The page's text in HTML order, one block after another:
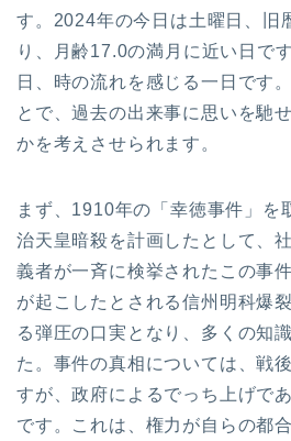
す。2024年の今日は土曜日、旧
り、月齢17.0の満月に近い日で
日、時の流れを感じる一日です
とで、過去の出来事に思いを馳
かを考えさせられます。
まず、1910年の「幸徳事件」を
治天皇暗殺を計画したとして、
義者が一斉に検挙されたこの事
が起こしたとされる信州明科爆
る弾圧の口実となり、多くの知
た。事件の真相については、戦
すが、政府によるでっち上げで
です。これは、権力が自らの都